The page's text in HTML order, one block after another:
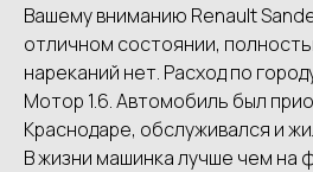
Вашему вниманию Renault
отличном состоянии,
нареканий нет. Расход по
Мотор 1.6. Автомобиль был
Краснодаре, обслуживался и
В жизни машинка лучше чем на